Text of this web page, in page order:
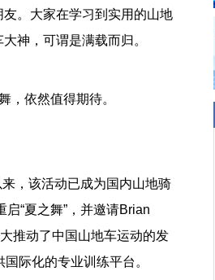
。大家在学习到实用的山地
神，可谓是满载而归。
，依然值得期待。
，该活动已成为国内山地骑
“夏之舞”，并邀请Brian
推动了中国山地车运动的发
际化的专业训练平台。